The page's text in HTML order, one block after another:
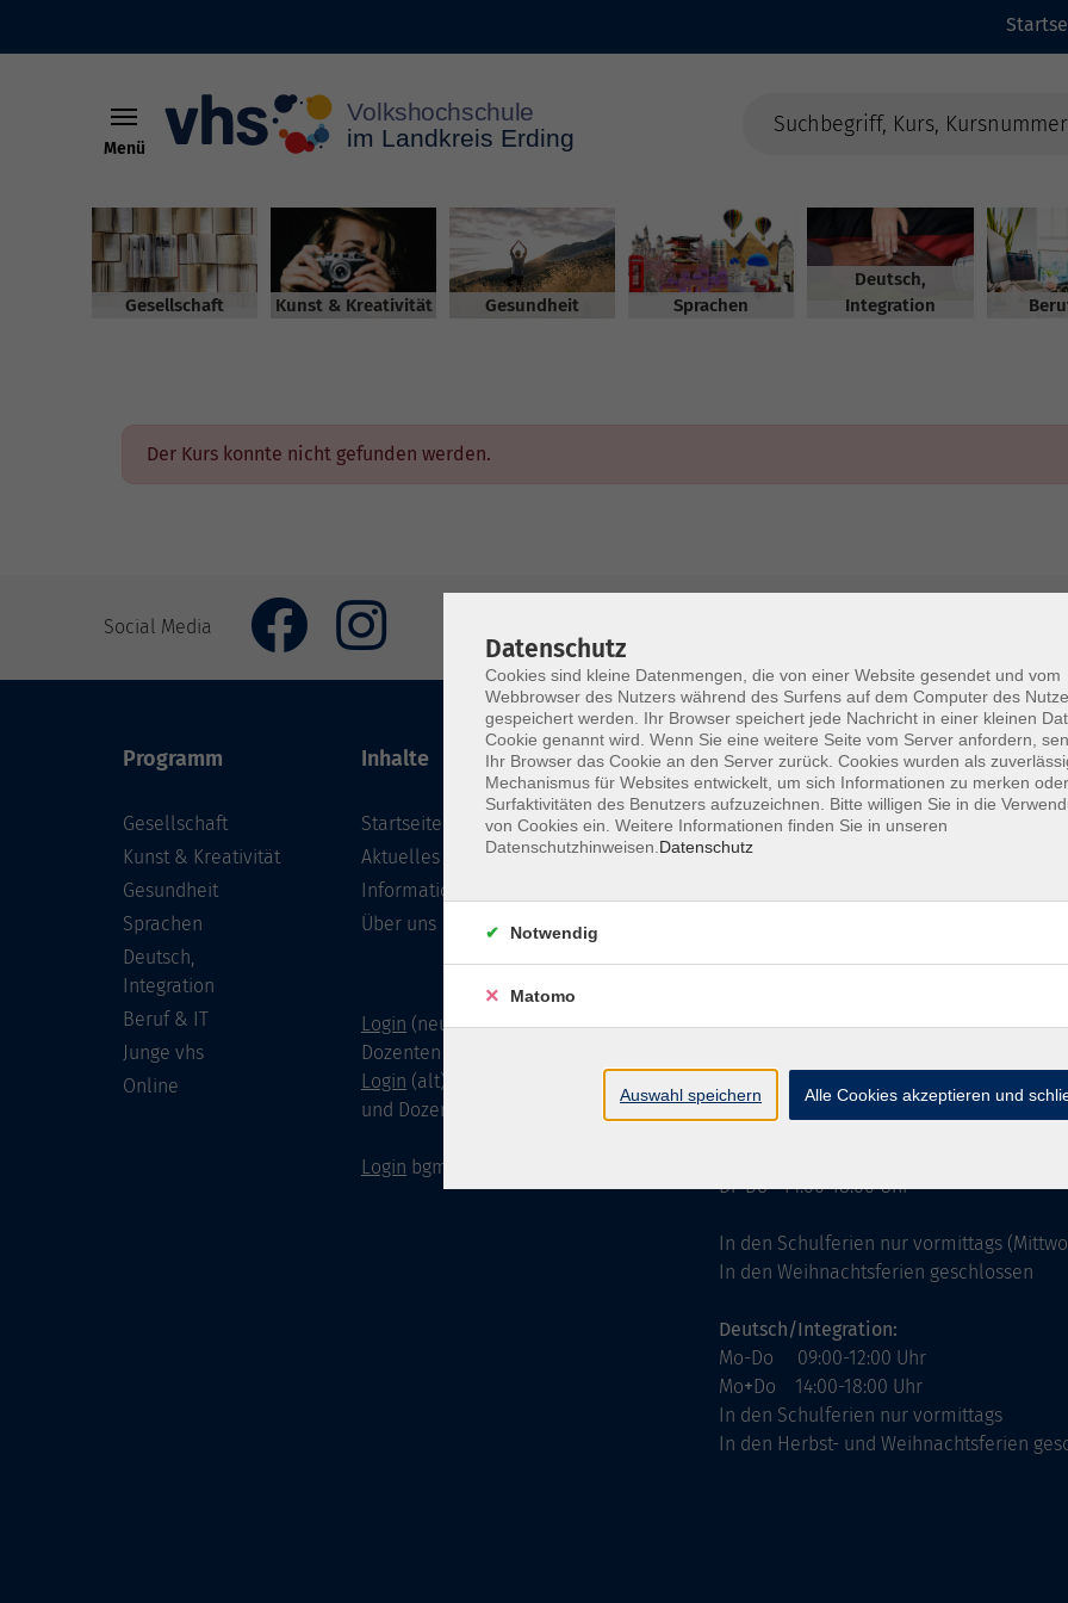
Menü
Gesellschaft Kunst & Kreativität Gesundheit Sprachen
Deutsch,
Integration
Der Kurs konnte nicht gefunden werden.
Social Media
Programm
Gesellschaft
Kunst & Kreativität
Gesundheit
Sprachen
Deutsch,
Integration
Beruf & IT
Junge vhs
Online
Inhalte
Startseite
Aktuelles
Informationen
Über uns
Login (neu) für Dozentinnen und
Dozenten
Login (alt) für Dozentinnen
und Dozenten
Login bgm-cloud
Volkshochschule im Lkr. Erding
Zweckverband Volkshochschule im Lkr.
Lethnerstr. 13
85435 ErdingGoogleMaps®
Servicezeiten
allgemein:
Di+Do 14:00-18:00 Uhr
In den Schulferien nur vormittags
In den Weihnachtsferien geschlossen
Deutsch/Integration:
Mo-Do 09:00-12:00 Uhr
Mo+Do 14:00-18:00 Uhr
In den Schulferien nur vormittags
In den Herbst- und Weihnachtsferien
Datenschutz
Cookies sind kleine Datenmengen, die von einer Website gesendet und vom
Webbrowser des Nutzers während des Surfens auf dem Computer des
gespeichert werden. Ihr Browser speichert jede Nachricht in einer kleinen
Cookie genannt wird. Wenn Sie eine weitere Seite vom Server anfordern,
Ihr Browser das Cookie an den Server zurück. Cookies wurden als
Mechanismus für Websites entwickelt, um sich Informationen zu merken
Surfaktivitäten des Benutzers aufzuzeichnen. Bitte willigen Sie in die
von Cookies ein. Weitere Informationen finden Sie in unseren
Datenschutzhinweisen. Datenschutz
Notwendig
Matomo
Auswahl speichern Alle Cookies akzeptieren und